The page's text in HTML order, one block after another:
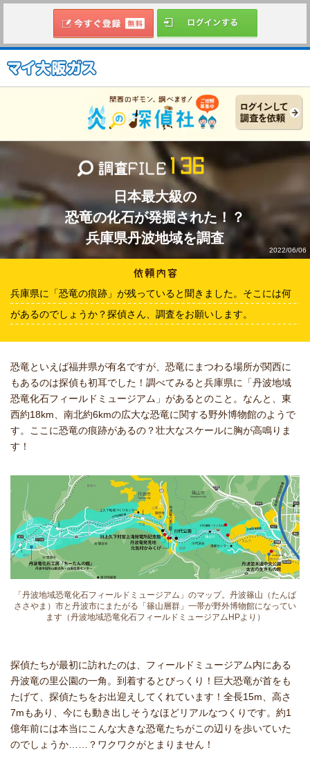
日本最大級の
恐竜の化石が発掘された！？
兵庫県丹波地域を調査
2022/06/06
兵庫県に「恐竜の痕跡」が残っていると聞きました。そこには何
があるのでしょうか？探偵さん、調査をお願いします。
恐竜といえば福井県が有名ですが、恐竜にまつわる場所が関西に
もあるのは探偵も初耳でした！調べてみると兵庫県に「丹波地域
恐竜化石フィールドミュージアム」があるとのこと。なんと、東
西約18km、南北約6kmの広大な恐竜に関する野外博物館のようで
す。ここに恐竜の痕跡があるの？壮大なスケールに胸が高鳴りま
す！
「丹波地域恐竜化石フィールドミュージアム」のマップ。丹波篠山（たんば
ささやま）市と丹波市にまたがる「篠山層群」一帯が野外博物館になってい
ます（丹波地域恐竜化石フィールドミュージアムHPより）
探偵たちが最初に訪れたのは、フィールドミュージアム内にある
丹波竜の里公園の一角。到着するとびっくり！巨大恐竜が首をも
たげて、探偵たちをお出迎えしてくれています！全長15m、高さ
7mもあり、今にも動き出しそうなほどリアルなつくりです。約1
億年前には本当にこんな大きな恐竜たちがこの辺りを歩いていた
のでしょうか……？ワクワクがとまりません！